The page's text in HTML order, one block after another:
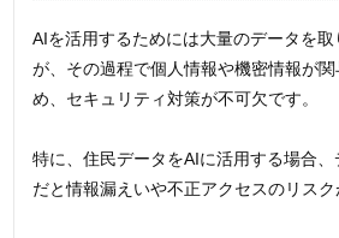
AIを活用するためには大量のデータを
が、その過程で個人情報や機密情報が
め、セキュリティ対策が不可欠です。
特に、住民データをAIに活用する場合
だと情報漏えいや不正アクセスのリスク